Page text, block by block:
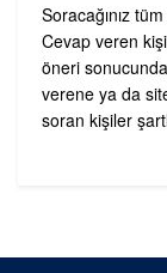
Soracağınız
Cevap veren
öneri
verene ya da
soran kişiler